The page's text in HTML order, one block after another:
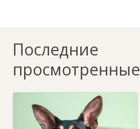
Последние
просмотренные